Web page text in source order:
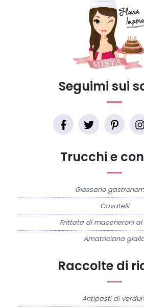
Raccolte di
Antipasti di
Trucchi e
Glossario
Cavatelli
Frittata di maccheroni al
Amatriciana
Seguimi sui